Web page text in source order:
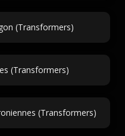
(Transformers)
(Transformers)
(Transformers)